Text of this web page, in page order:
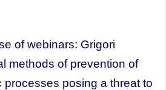
of webinars: Grigori
methods of prevention of
processes posing a threat to